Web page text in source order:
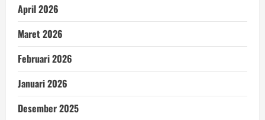
April 2026
Maret 2026
Februari 2026
Januari 2026
Desember 2025